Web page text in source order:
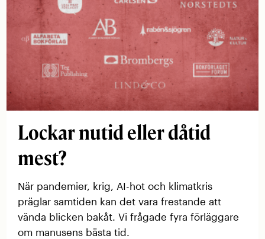
Lockar nutid eller dåtid
mest?
När pandemier, krig, AI-hot och klimatkris
präglar samtiden kan det vara frestande att
vända blicken bakåt. Vi frågade fyra förläggare
om manusens bästa tid.